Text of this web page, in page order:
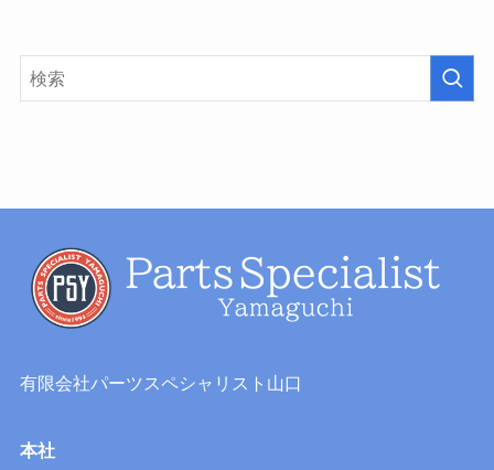
有限会社パーツスペシャリスト山口
本社